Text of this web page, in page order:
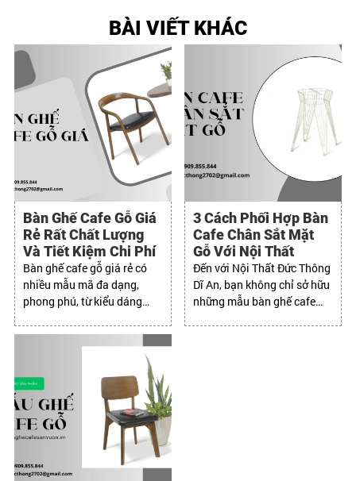
BÀI VIẾT KHÁC
Bàn Ghế Cafe Gỗ Giá
Rẻ Rất Chất Lượng
Và Tiết Kiệm Chi Phí
Bàn ghế cafe gỗ giá rẻ có
nhiều mẫu mã đa dạng,
phong phú, từ kiểu dáng
phong cách hiện đại đến cổ
3 Cách Phối Hợp Bàn
Cafe Chân Sắt Mặt
Gỗ Với Nội Thất
Đến với Nội Thất Đức Thông
Dĩ An, bạn không chỉ sở hữu
những mẫu bàn ghế cafe